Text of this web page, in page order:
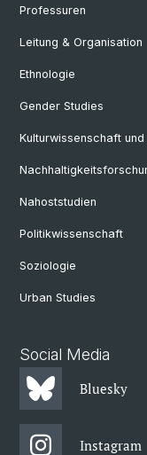
Professuren
Leitung & Organisation
Ethnologie
Gender Studies
Kulturwissenschaft
Nahoststudien
Politikwissenschaft
Soziologie
Urban Studies
Social Media
Bluesky
Instagram